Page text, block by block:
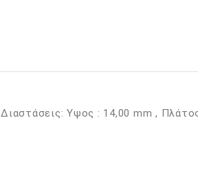
Διαστάσεις: Υψος : 14,00 mm ,